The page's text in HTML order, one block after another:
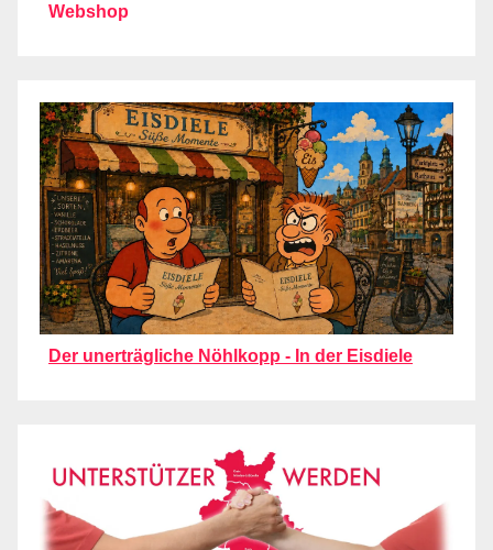
Webshop
Der unerträgliche Nöhlkopp - In der Eisdiele